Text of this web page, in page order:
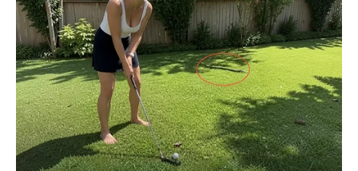
opasno, ono može biti
signal da telo reaguje na određene
unutrašnje ili spoljašnje faktore . Položaj spavanja,
zdravstveno stanje, alergije, stres i lekovi igraju značajnu
ulogu u ovom procesu.
Ukoliko je balavljenje učestalo i praćeno drugim simptomima,
preporučljivo je obratiti pažnju na uzrok i po potrebi se
posavetovati sa stručnjakom.